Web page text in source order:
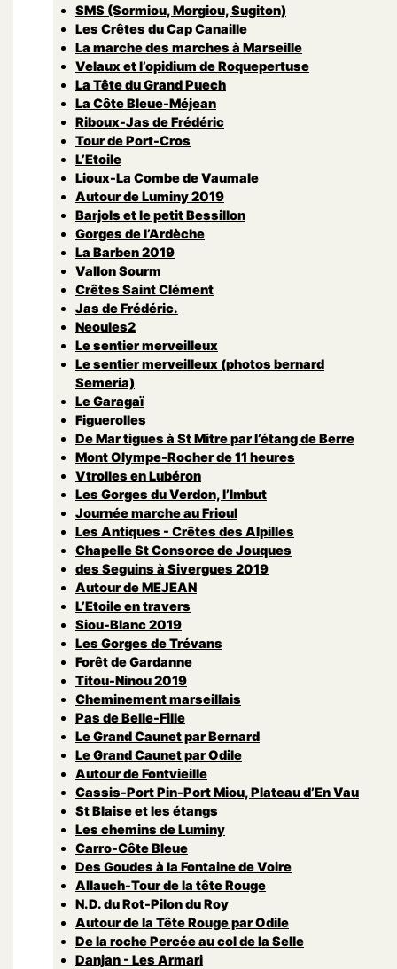
SMS (Sormiou, Morgiou, Sugiton)
Les Crêtes du Cap Canaille
La marche des marches à Marseille
Velaux et l’opidium de Roquepertuse
La Tête du Grand Puech
La Côte Bleue-Méjean
Riboux-Jas de Frédéric
Tour de Port-Cros
L’Etoile
Lioux-La Combe de Vaumale
Autour de Luminy 2019
Barjols et le petit Bessillon
Gorges de l’Ardèche
La Barben 2019
Vallon Sourm
Crêtes Saint Clément
Jas de Frédéric.
Neoules2
Le sentier merveilleux
Le sentier merveilleux (photos bernard
Semeria)
Le Garagaï
Figuerolles
De Mar tigues à St Mitre par l’étang de Berre
Mont Olympe-Rocher de 11 heures
Vtrolles en Lubéron
Les Gorges du Verdon, l’Imbut
Journée marche au Frioul
Les Antiques - Crêtes des Alpilles
Chapelle St Consorce de Jouques
des Seguins à Sivergues 2019
Autour de MEJEAN
L’Etoile en travers
Siou-Blanc 2019
Les Gorges de Trévans
Forêt de Gardanne
Titou-Ninou 2019
Cheminement marseillais
Pas de Belle-Fille
Le Grand Caunet par Bernard
Le Grand Caunet par Odile
Autour de Fontvieille
Cassis-Port Pin-Port Miou, Plateau d’En Vau
St Blaise et les étangs
Les chemins de Luminy
Carro-Côte Bleue
Des Goudes à la Fontaine de Voire
Allauch-Tour de la tête Rouge
N.D. du Rot-Pilon du Roy
Autour de la Tête Rouge par Odile
De la roche Percée au col de la Selle
Danjan - Les Armari